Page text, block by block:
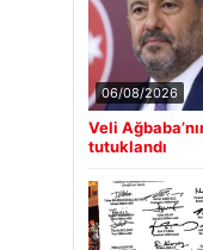
06/08/2026
Veli
tutuklandı